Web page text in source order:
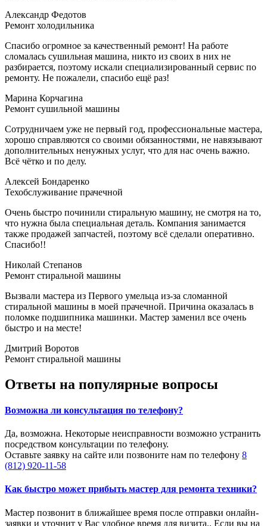
Александр Федотов
Ремонт холодильника
Спасибо огромное за качественный ремонт! На работе
сломалась сушильная машина, никто из своих в них не
разбирается, поэтому искали специализированный сервис по
ремонту. Не пожалели, спасибо ещё раз!
Марина Корчагина
Ремонт сушильной машины
Сотрудничаем уже не первый год, профессиональные мастера,
хорошо справляются со своими обязанностями, не навязывают
дополнительных ненужных услуг, что для нас очень важно.
Всё чётко и по делу.
Алексей Бондаренко
Техобслуживание прачечной
Очень быстро починили стиральную машину, не смотря на то,
что нужна была специальная деталь. Компания занимается
также продажей запчастей, поэтому всё сделали оперативно.
Спасибо!!
Николай Cтепанов
Ремонт стиральной машины
Вызвали мастера из Первого умельца из-за сломанной
стиральной машины в моей прачечной. Причина оказалась в
поломке подшипника машинки. Мастер заменил все очень
быстро и на месте!
Дмитрий Воротов
Ремонт стиральной машины
Ответы на популярные вопросы
Возможна ли консультация по телефону?
Да, возможна. Некоторые неисправности возможно устранить
посредством консультации по телефону.
Оставьте заявку на сайте или позвоните нам по телефону 8
(812) 920-11-58
Как быстро может прибыть мастер для ремонта техники?
Мастер позвонит в ближайшее время после отправки онлайн-
заявки и уточнит у Вас удобное время для визита.. Если вы на